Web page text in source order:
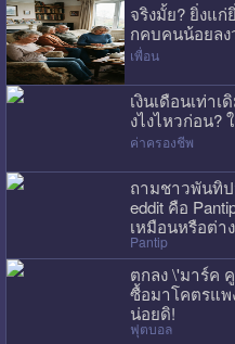
จริงมั้ย? ยิ่งแก่
กคบคนน้อยลง
เพื่อน
เงินเดือนเท่า
งไงไหวก่อน?
ค่าครองชีพ
ถามชาวพันทิป
eddit คือ
เหมือนหรือต่า
Pantip
ตกลง \'มาร์ค
ซื้อมาโคตรแพ
น่อยดิ!
ฟุตบอล